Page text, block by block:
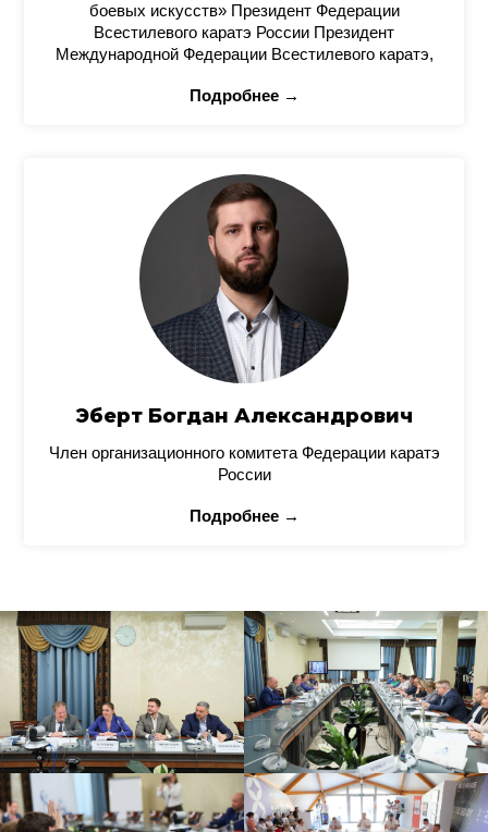
боевых искусств» Президент Федерации
Всестилевого каратэ России Президент
Международной Федерации Всестилевого каратэ,
Подробнее →
Эберт Богдан Александрович
Член организационного комитета Федерации каратэ
России
Подробнее →